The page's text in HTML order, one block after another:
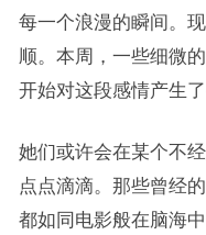
每一个浪漫的瞬间。
顺。本周，一些细微
开始对这段感情产生了
她们或许会在某个不
点点滴滴。那些曾经
都如同电影般在脑海